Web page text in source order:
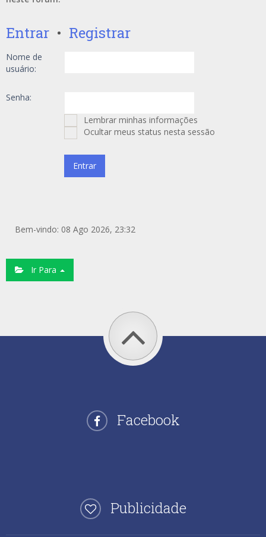
Entrar • Registrar
Nome de
usuário:
Senha:
Lembrar minhas informações
Ocultar meus status nesta sessão
Bem-vindo: 08 Ago 2026, 23:32
Ir Para
Facebook
Publicidade